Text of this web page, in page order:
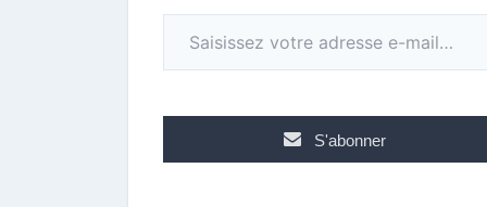
Saisissez votre adresse e-mail…
S'abonner